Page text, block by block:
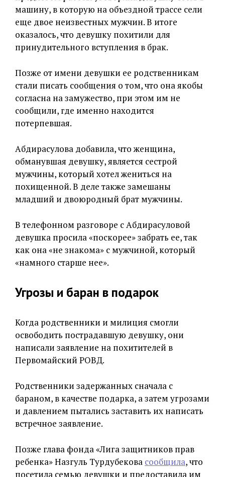
машину, в которую на объездной трассе сели
еще двое неизвестных мужчин. В итоге
оказалось, что девушку похитили для
принудительного вступления в брак.
Позже от имени девушки ее родственникам
стали писать сообщения о том, что она якобы
согласна на замужество, при этом им не
сообщили, где именно находится
потерпевшая.
Абдирасулова добавила, что женщина,
обманувшая девушку, является сестрой
мужчины, который хотел жениться на
похищенной. В деле также замешаны
младший и двоюродный брат мужчины.
В телефонном разговоре с Абдирасуловой
девушка просила «поскорее» забрать ее, так
как она «не знакома» с мужчиной, который
«намного старше нее».
Угрозы и баран в подарок
Когда родственники и милиция смогли
освободить пострадавшую девушку, они
написали заявление на похитителей в
Первомайский РОВД.
Родственники задержанных сначала с
бараном, в качестве подарка, а затем угрозами
и давлением пытались заставить их написать
встречное заявление.
Позже глава фонда «Лига защитников прав
ребенка» Назгуль Турдубекова сообщила, что
посетила семью девушки и предоставила им